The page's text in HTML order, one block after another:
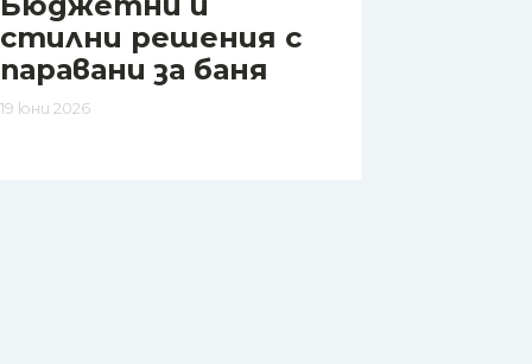
стилни решения с
паравани за баня
19 юни 2026